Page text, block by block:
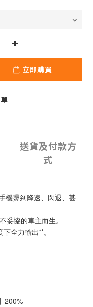
立即購買
送貨及付款方
式
機燙到降速、閃退、甚
協的車主而生。
全力輸出**。
200%